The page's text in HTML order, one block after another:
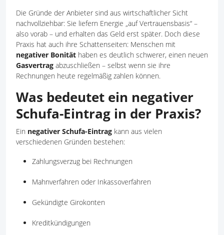
Die Gründe der Anbieter sind aus wirtschaftlicher Sicht
nachvollziehbar: Sie liefern Energie „auf Vertrauensbasis“ –
also vorab – und erhalten das Geld erst später. Doch diese
Praxis hat auch ihre Schattenseiten: Menschen mit
negativer Bonität haben es deutlich schwerer, einen neuen
Gasvertrag abzuschließen – selbst wenn sie ihre
Rechnungen heute regelmäßig zahlen können.
Was bedeutet ein negativer
Schufa-Eintrag in der Praxis?
Ein negativer Schufa-Eintrag kann aus vielen
verschiedenen Gründen bestehen:
Zahlungsverzug bei Rechnungen
Mahnverfahren oder Inkassoverfahren
Gekündigte Girokonten
Kreditkündigungen